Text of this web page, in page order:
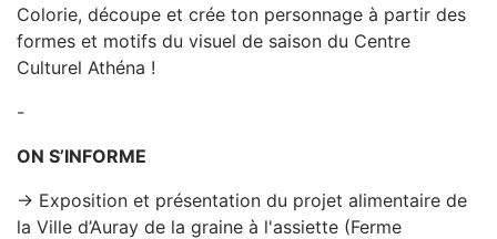
Colorie, découpe et crée ton personnage à partir des
formes et motifs du visuel de saison du Centre
Culturel Athéna !
-
ON S’INFORME
→ Exposition et présentation du projet alimentaire de
la Ville d’Auray de la graine à l'assiette (Ferme